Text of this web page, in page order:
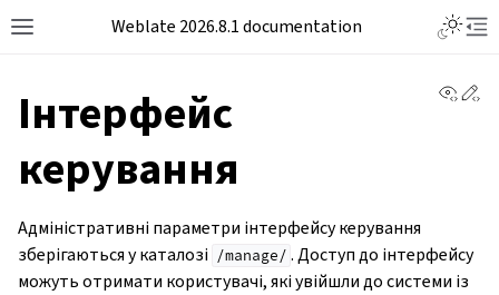
Weblate 2026.8.1 documentation
Інтерфейс
керування
Адміністративні параметри інтерфейсу керування
зберігаються у каталозі /manage/ . Доступ до інтерфейсу
можуть отримати користувачі, які увійшли до системи із